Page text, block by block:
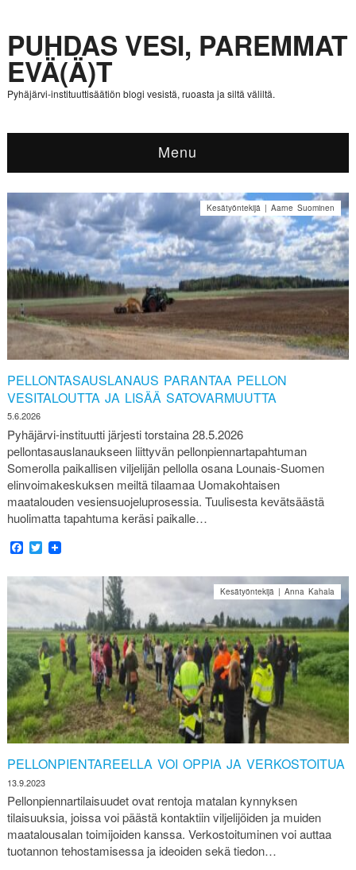
PUHDAS VESI, PAREMMAT
EVÄ(Ä)T
Pyhäjärvi-instituuttisäätiön blogi vesistä, ruoasta ja siltä väliltä.
Menu
PELLONTASAUSLANAUS PARANTAA PELLON
VESITALOUTTA JA LISÄÄ SATOVARMUUTTA
5.6.2026
Kesätyöntekijä | Aarne Suominen
Pyhäjärvi-instituutti järjesti torstaina 28.5.2026
pellontasauslanaukseen liittyvän pellonpiennartapahtuman
Somerolla paikallisen viljelijän pellolla osana Lounais-Suomen
elinvoimakeskuksen meiltä tilaamaa Uomakohtaisen
maatalouden vesiensuojeluprosessia. Tuulisesta kevätsäästä
huolimatta tapahtuma keräsi paikalle…
Facebook
Twitter
PELLONPIENTAREELLA VOI OPPIA JA VERKOSTOITUA
13.9.2023
Kesätyöntekijä | Anna Kahala
Pellonpiennartilaisuudet ovat rentoja matalan kynnyksen
tilaisuuksia, joissa voi päästä kontaktiin viljelijöiden ja muiden
maatalousalan toimijoiden kanssa. Verkostoituminen voi auttaa
tuotannon tehostamisessa ja ideoiden sekä tiedon…